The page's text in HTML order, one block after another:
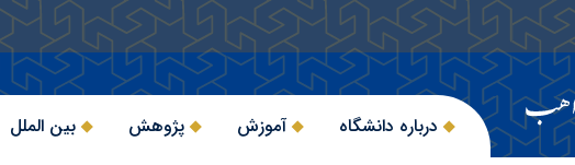
درباره دانشگاه آموزش پژوهش بین الملل